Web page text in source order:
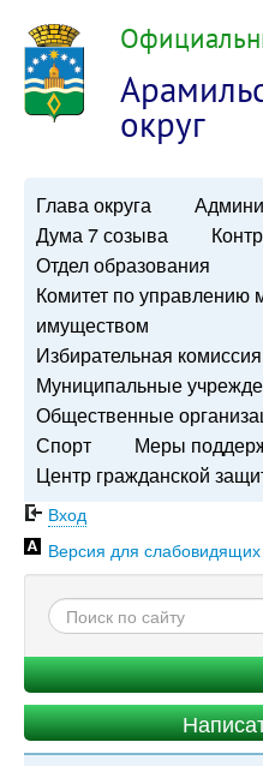
округ
Глава округа
Дума 7 созыва
Отдел образования
Комитет по управлению
имуществом
Избирательная комиссия
Муниципальные
Общественные
Спорт
Меры
Центр гражданской
Вход
Версия для слабовидящих